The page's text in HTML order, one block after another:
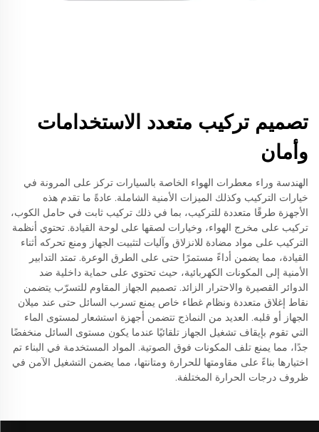
تصميم تركيب متعدد الاستخدامات
وأمان
الهندسة وراء معطرات الهواء الخاصة بالسيارات تركز على المرونة في
خيارات التركيب وكذلك الميزات الأمنية الشاملة. عادةً ما تقدم هذه
الأجهزة طرقًا متعددة للتركيب، بما في ذلك تركيب ثابت في حامل الكوب،
تركيب على مخرج الهواء، وخيارات لصقها على لوحة القيادة. تحتوي أنظمة
التركيب على مواد مضادة للانزلاق وآليات لتثبيت الجهاز ومنع تحركه أثناء
القيادة، مما يضمن أداءً مستمرًا حتى على الطرق الوعرة. تمتد التدابير
الأمنية إلى المكونات الكهربائية، حيث تحتوي على حماية داخلية ضد
الدوائر القصيرة والاحترار الزائد. تصميم الجهاز المقاوم للتسرّب يتضمن
نقاط إغلاق متعددة ونظام غطاء خاص يمنع تسرب السائل حتى عند ميلان
الجهاز أو قلبه. العديد من النماذج تتضمن أجهزة استشعار لمستوى الماء
التي تقوم بإيقاف تشغيل الجهاز تلقائيًا عندما يكون مستوى السائل منخفضًا
جدًا، مما يمنع تلف المكونات فوق الصوتية. المواد المستخدمة في البناء تم
اختيارها بناءً على مقاومتها للحرارة ومتانتها، مما يضمن التشغيل الآمن في
ظروف درجات الحرارة المختلفة.